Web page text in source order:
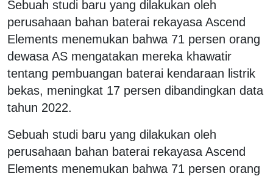
Sebuah studi baru yang dilakukan oleh
perusahaan bahan baterai rekayasa Ascend
Elements menemukan bahwa 71 persen orang
dewasa AS mengatakan mereka khawatir
tentang pembuangan baterai kendaraan listrik
bekas, meningkat 17 persen dibandingkan data
tahun 2022.
Sebuah studi baru yang dilakukan oleh
perusahaan bahan baterai rekayasa Ascend
Elements menemukan bahwa 71 persen orang